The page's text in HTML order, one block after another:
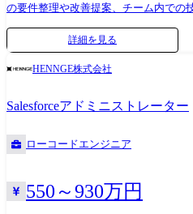
の要件整理や改善提案、チーム内での
ただきます。 案件構成としては、一次
割となっており、安定した業績基盤の
Automateによる業務フロー設計・自動
タ設計・構築 ・既存システムの改修、
要望の整理、業務改善に向けた提案 ・
詳細を見る
HENNGE株式会社
Salesforceアドミニストレーター
ローコードエンジニア
550～930万円